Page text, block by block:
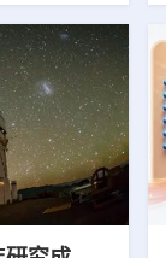
同步利用。据
步辐射学术
网络由大学
联合研究中
位为科研和
主要特点在
时使用硬X射
要分别开展的